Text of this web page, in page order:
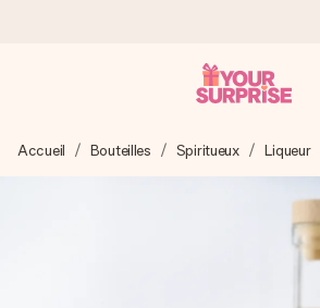
Nous préparons votre cadeau avec
en un éclair – pour que vous puissiez
Accueil Bouteilles Spiritueux Liqueur